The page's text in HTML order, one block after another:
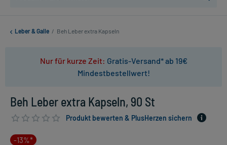
Leber & Galle / Beh Leber extra Kapseln
Nur für kurze Zeit: Gratis-Versand* ab 19€
Mindestbestellwert!
Beh Leber extra Kapseln, 90 St
Produkt bewerten & PlusHerzen sichern
-13%*